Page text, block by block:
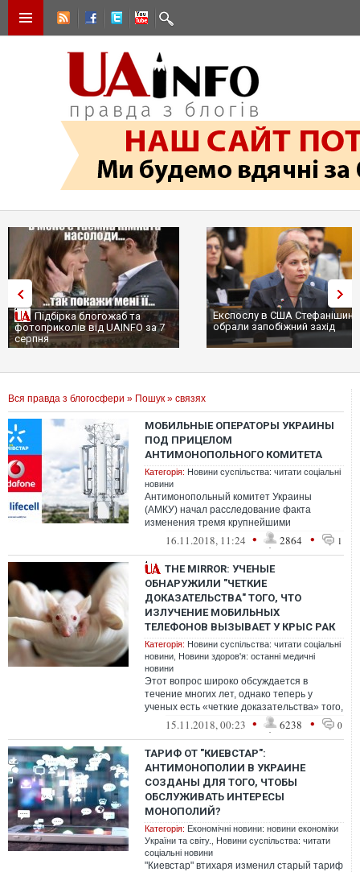
Підбірка блогожаб та
фотоприколів від UAINFO за 7
серпня
Експослу в США
обрали запобіжний захід
Вся правда з блогосфери » Пошук » связях
МОБИЛЬНЫЕ ОПЕРАТОРЫ УКРАИНЫ
ПОД ПРИЦЕЛОМ
АНТИМОНОПОЛЬНОГО КОМИТЕТА
Категорія: Новини суспільства: читати соціальні
новини
Антимонопольный комитет Украины
(АМКУ) начал расследование факта
изменения тремя крупнейшими
мобильными операторами страны –
Киевстаром, Vodafone Укра...
16.11.2018, 11:24 • 2864 • 1
THE MIRROR: УЧЕНЫЕ
ОБНАРУЖИЛИ "ЧЕТКИЕ
ДОКАЗАТЕЛЬСТВА" ТОГО, ЧТО
ИЗЛУЧЕНИЕ МОБИЛЬНЫХ
ТЕЛЕФОНОВ ВЫЗЫВАЕТ У КРЫС РАК
Категорія: Новини суспільства: читати соціальні
новини Новини здоров'я: останні медичні
новини
Этот вопрос широко обсуждается в
течение многих лет, однако теперь у
ученых есть «четкие доказательства» того,
что излучение мобильных телефонов
15.11.2018, 00:23 • 6238 • 0
ТАРИФ ОТ "КИЕВСТАР":
АНТИМОНОПОЛИИ В УКРАИНЕ
СОЗДАНЫ ДЛЯ ТОГО, ЧТОБЫ
ОБСЛУЖИВАТЬ ИНТЕРЕСЫ
МОНОПОЛИЙ?
Категорія: Економічні новини: новини економіки
України та світу.
Новини суспільства: читати
соціальні новини
"Киевстар" втихаря изменил старый тариф